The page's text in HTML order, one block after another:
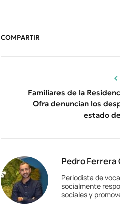
COMPARTIR
Familiares de la
Ofra denuncian los
estado
Pedro Ferrera
Periodista de
socialmente
sociales y